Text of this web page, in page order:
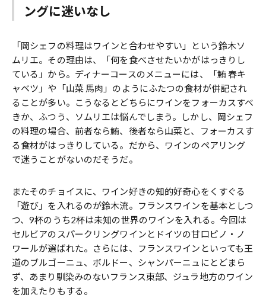
ングに迷いなし
「岡シェフの料理はワインと合わせやすい」という鈴木ソ
ムリエ。その理由は、「何を食べさせたいかがはっきりし
ている」から。ディナーコースのメニューには、「鮪 春キ
ャベツ」や「山菜 馬肉」のようにふたつの食材が併記され
ることが多い。こうなるとどちらにワインをフォーカスすべ
きか、ふつう、ソムリエは悩んでしまう。しかし、岡シェフ
の料理の場合、前者なら鮪、後者なら山菜と、フォーカスす
る食材がはっきりしている。だから、ワインのペアリング
で迷うことがないのだそうだ。
またそのチョイスに、ワイン好きの知的好奇心をくすぐる
「遊び」を入れるのが鈴木流。フランスワインを基本としつ
つ、9杯のうち2杯は未知の世界のワインを入れる。今回は
セルビアのスパークリングワインとドイツの甘口ピノ・ノ
ワールが選ばれた。さらには、フランスワインといっても王
道のブルゴーニュ、ボルドー、シャンパーニュにとどまら
ず、あまり馴染みのないフランス東部、ジュラ地方のワイン
を加えたりもする。